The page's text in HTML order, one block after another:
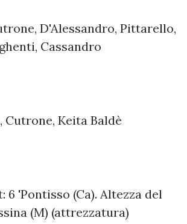
D'Alessandro, Pittarello,
Cassandro
Cutrone, Keita Baldè
6 'Pontisso (Ca). Altezza del
(M) (attrezzatura)